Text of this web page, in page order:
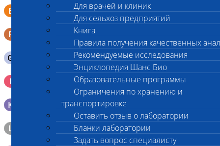
Для врачей и клиник
Для сельхоз предприятий
Книга
Правила получения качественных
Рекомендуемые исследования
Энциклопедия Шанс Био
Образовательные программы
Ограничения по хранению и
транспортировке
Оставить отзыв о лаборатории
Бланки лаборатории
Задать вопрос специалисту
E
Смывы со слизистых в пробирку Эппендорфа (с
физраствором 0.5 мл)
F Кал в контейнере с ложечкой
G Содержимое желудка 10-30 мл
I
Кровь 2-3 мл. на фильтр-бумаге, высушенная для
генетических исследований
K Образец тканей в контейнере с 10% раствором формалина
L Материал берется только в лаборатории!